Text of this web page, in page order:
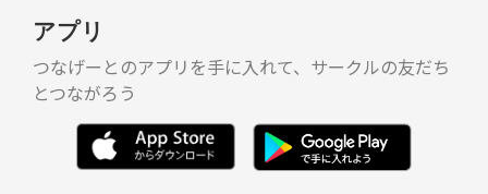
アプリ
つなげーとのアプリを手に入れて、サークルの友だち
とつながろう